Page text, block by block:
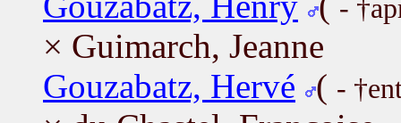
-
× Guimarch, Jeanne
Gouzabatz, Hervé ( -